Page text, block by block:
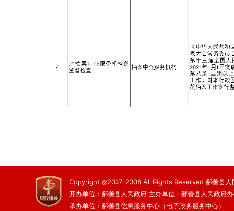
Copyright ◎2007-2008 All Rights Reserved 鄯善县人
开办单位：鄯善县人民政府 主办单位：鄯善县人民政府办
承办单位：鄯善县信息服务中心（电子政务服务中心）